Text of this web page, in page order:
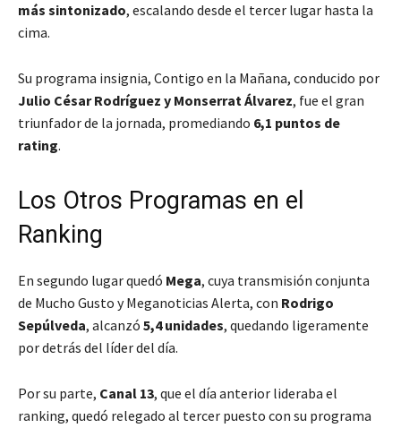
más sintonizado, escalando desde el tercer lugar hasta la
cima.
Su programa insignia, Contigo en la Mañana, conducido por
Julio César Rodríguez y Monserrat Álvarez, fue el gran
triunfador de la jornada, promediando 6,1 puntos de
rating.
Los Otros Programas en el
Ranking
En segundo lugar quedó Mega, cuya transmisión conjunta
de Mucho Gusto yMeganoticias Alerta, con Rodrigo
Sepúlveda, alcanzó 5,4 unidades, quedando ligeramente
por detrás del líder del día.
Por su parte, Canal 13, que el día anterior lideraba el
ranking, quedó relegado al tercer puesto con su programa